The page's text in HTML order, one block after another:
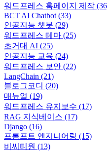
워드프레스 홈페이지 제작
BCT AI Chatbot (33)
인공지능 챗봇 (29)
워드프레스 테마 (25)
초거대 AI (25)
인공지능 교육 (24)
워드프레스 보안 (22)
LangChain (21)
블로그코디 (20)
매뉴얼 (19)
워드프레스 유지보수 (17)
RAG 지식베이스 (17)
Django (16)
프롬프트 엔지니어링 (15)
비씨티원 (13)